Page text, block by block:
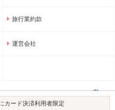
カード決済利用者限定
旅行業約款
運営会社